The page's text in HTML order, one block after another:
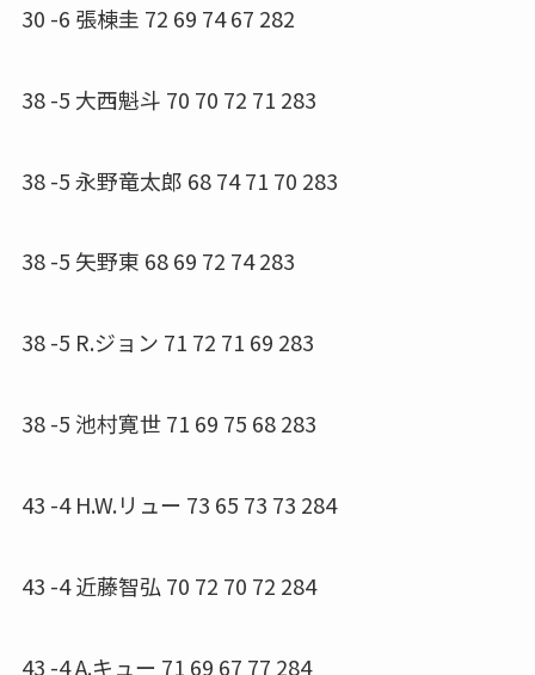
30 -6 張棟圭 72 69 74 67 282
38 -5 大西魁斗 70 70 72 71 283
38 -5 永野竜太郎 68 74 71 70 283
38 -5 矢野東 68 69 72 74 283
38 -5 R.ジョン 71 72 71 69 283
38 -5 池村寛世 71 69 75 68 283
43 -4 H.W.リュー 73 65 73 73 284
43 -4 近藤智弘 70 72 70 72 284
43 -4 A.キュー 71 69 67 77 284